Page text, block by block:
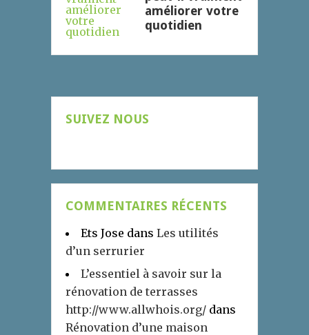
améliorer votre
quotidien
SUIVEZ NOUS
COMMENTAIRES RÉCENTS
Ets Jose dans Les utilités
d’un serrurier
L’essentiel à savoir sur la
rénovation de terrasses
http://www.allwhois.org/ dans
Rénovation d’une maison